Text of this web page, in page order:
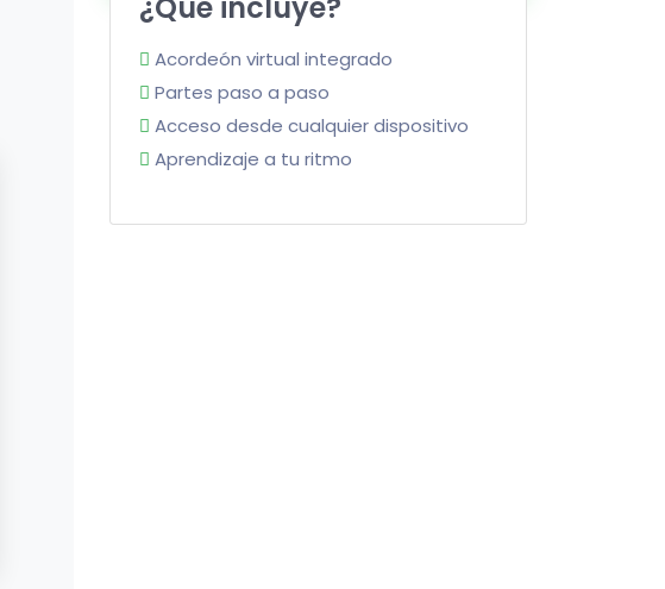
¿Qué incluye?
Acordeón virtual integrado
Partes paso a paso
Acceso desde cualquier dispositivo
Aprendizaje a tu ritmo